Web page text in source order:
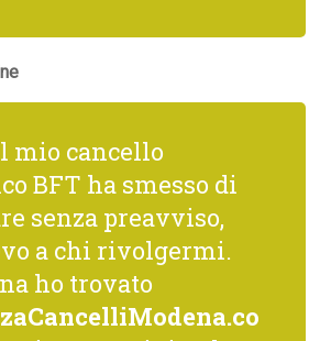
mio cancello
BFT ha smesso di
senza preavviso,
a chi rivolgermi.
ho trovato